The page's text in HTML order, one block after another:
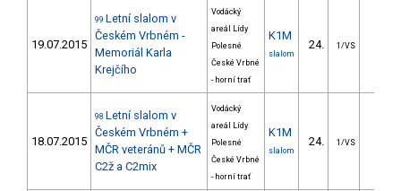
19.07.2015
99 Letní slalom v
Českém Vrbném -
Memoriál Karla
Krejčího
Vodácký
areál Lídy
Polesné
České Vrbné
- horní trať
K1M
slalom
24. 1/VS
18.07.2015
98 Letní slalom v
Českém Vrbném +
MČR veteránů + MČR
C2ž a C2mix
Vodácký
areál Lídy
Polesné
České Vrbné
- horní trať
K1M
slalom
24. 1/VS